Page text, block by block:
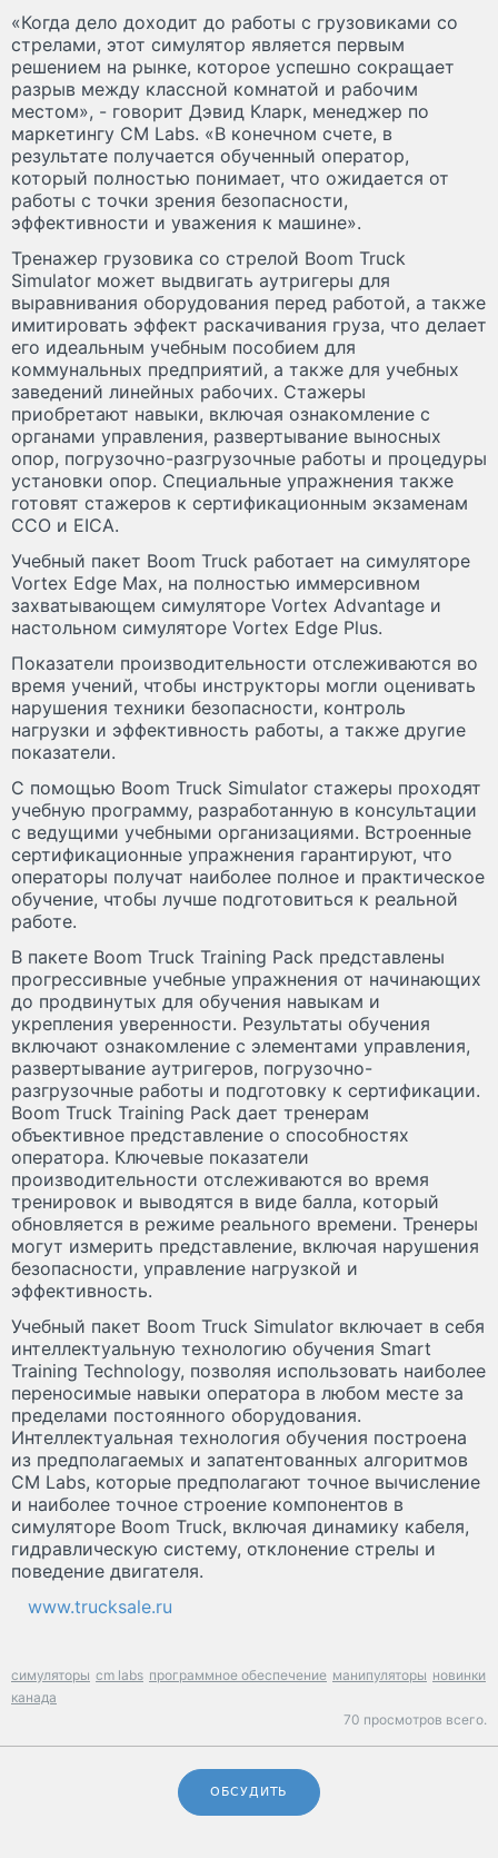
«Когда дело доходит до работы с грузовиками со
стрелами, этот симулятор является первым
решением на рынке, которое успешно сокращает
разрыв между классной комнатой и рабочим
местом», - говорит Дэвид Кларк, менеджер по
маркетингу CM Labs. «В конечном счете, в
результате получается обученный оператор,
который полностью понимает, что ожидается от
работы с точки зрения безопасности,
эффективности и уважения к машине».
Тренажер грузовика со стрелой Boom Truck
Simulator может выдвигать аутригеры для
выравнивания оборудования перед работой, а также
имитировать эффект раскачивания груза, что делает
его идеальным учебным пособием для
коммунальных предприятий, а также для учебных
заведений линейных рабочих. Стажеры
приобретают навыки, включая ознакомление с
органами управления, развертывание выносных
опор, погрузочно-разгрузочные работы и процедуры
установки опор. Специальные упражнения также
готовят стажеров к сертификационным экзаменам
CCO и EICA.
Учебный пакет Boom Truck работает на симуляторе
Vortex Edge Max, на полностью иммерсивном
захватывающем симуляторе Vortex Advantage и
настольном симуляторе Vortex Edge Plus.
Показатели производительности отслеживаются во
время учений, чтобы инструкторы могли оценивать
нарушения техники безопасности, контроль
нагрузки и эффективность работы, а также другие
показатели.
С помощью Boom Truck Simulator стажеры проходят
учебную программу, разработанную в консультации
с ведущими учебными организациями. Встроенные
сертификационные упражнения гарантируют, что
операторы получат наиболее полное и практическое
обучение, чтобы лучше подготовиться к реальной
работе.
В пакете Boom Truck Training Pack представлены
прогрессивные учебные упражнения от начинающих
до продвинутых для обучения навыкам и
укрепления уверенности. Результаты обучения
включают ознакомление с элементами управления,
развертывание аутригеров, погрузочно-
разгрузочные работы и подготовку к сертификации.
Boom Truck Training Pack дает тренерам
объективное представление о способностях
оператора. Ключевые показатели
производительности отслеживаются во время
тренировок и выводятся в виде балла, который
обновляется в режиме реального времени. Тренеры
могут измерить представление, включая нарушения
безопасности, управление нагрузкой и
эффективность.
Учебный пакет Boom Truck Simulator включает в себя
интеллектуальную технологию обучения Smart
Training Technology, позволяя использовать наиболее
переносимые навыки оператора в любом месте за
пределами постоянного оборудования.
Интеллектуальная технология обучения построена
из предполагаемых и запатентованных алгоритмов
CM Labs, которые предполагают точное вычисление
и наиболее точное строение компонентов в
симуляторе Boom Truck, включая динамику кабеля,
гидравлическую систему, отклонение стрелы и
поведение двигателя.
www.trucksale.ru
симуляторы cm labs программное обеспечение манипуляторы новинки
канада
70 просмотров всего.
ОБСУДИТЬ